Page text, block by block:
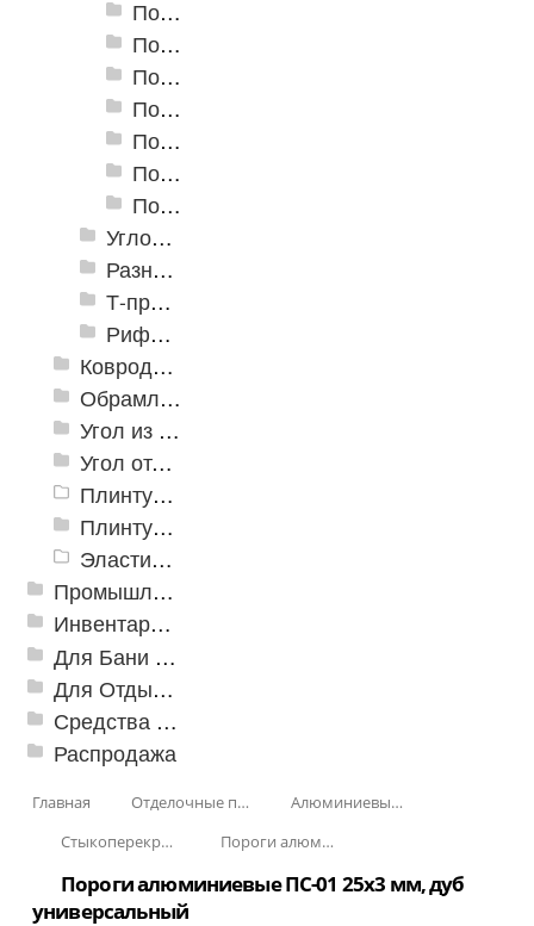
Пороги алюминиевые А-30 30х5 мм (открытый крепеж)
Пороги алюминиевые А-39 39х5,4 мм (открытый крепеж)
Пороги алюминиевые А-45 45х4,4 мм (открытый крепеж)
Пороги алюминиевые B-1 30х4,2 мм (скрытый крепеж)
Пороги алюминиевые B-2 37х4,4 мм (скрытый крепеж)
Пороги алюминиевые B-4 41х6-13 мм (скрытый крепеж)
Пороги алюминиевые B-5 80х4,6 мм (скрытый крепеж)
Угловые алюминиевые пороги
Разноуровневые алюминиевые профили
Т-профиль
Рифленые алюминиевые листы и углы квинтет
Ковродержатели
Обрамление
Угол из ПВХ
Угол отделочный арочный
Плинтус для столешниц
Плинтусы «KronPlast»
Эластичный напольно-стыковочный профиль Cezar
Промышленный текстиль
Инвентарь для клининга
Для Бани и Сауны
Для Отдыха и Пикника
Средства от насекомых и садовых вредителей
Распродажа
Главная Отделочные профили
Алюминиевые пороги
Стыкоперекрывающие алюминиевые пороги
Пороги алюминиевые ПС-01 25x3 мм (открытый крепеж)
Пороги алюминиевые ПС-01 25x3 мм, дуб
универсальный